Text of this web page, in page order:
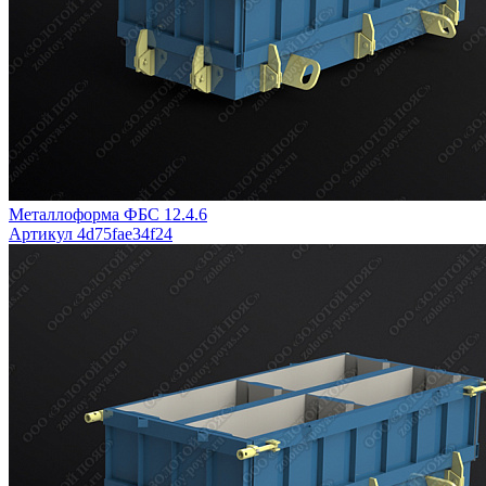
Металлоформа ФБС 12.4.6
Артикул 4d75fae34f24